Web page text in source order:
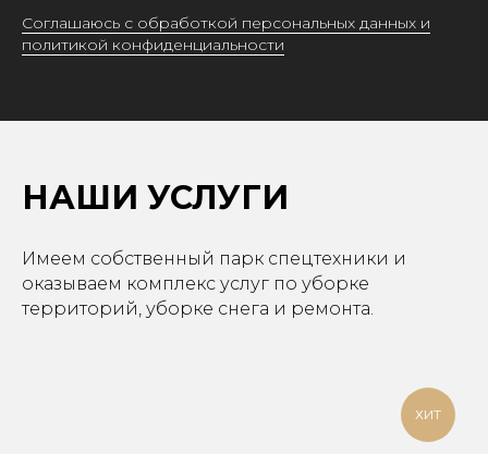
Соглашаюсь с обработкой персональных данных и
политикой конфиденциальности
НАШИ УСЛУГИ
Имеем собственный парк спецтехники и
оказываем комплекс услуг по уборке
территорий, уборке снега и ремонта.
ХИТ